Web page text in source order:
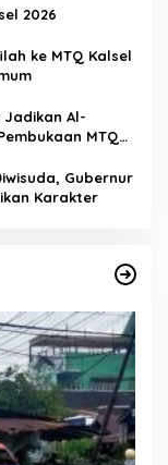
2026
ke MTQ Kalsel
Jadikan Al-
MTQ
Gubernur
Karakter